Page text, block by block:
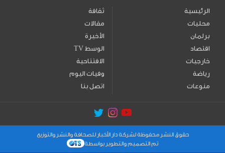
الرئيسية
محليات
برلمان
اقتصاد
خارجيات
رياضة
منوعات
ثقافة
مقالات
الأخيرة
TV الوسط
الافتتاحية
وفيات اليوم
اتصل بنا
حقوق النشر محفوظة لشركة دار الأخبار للصحافة والنشر والتوزيع
تم التصميم والتطوير بواسطة